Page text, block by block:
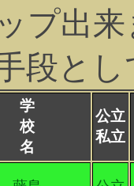
プ出
段と
学
校
名
公立
私立